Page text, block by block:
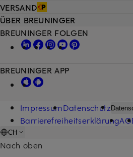
VERSAND
ÜBER BREUNINGER
BREUNINGER FOLGEN
BREUNINGER APP
ImpressumDatenschutz
Barrierefreiheitserklärung
CH
Nach oben